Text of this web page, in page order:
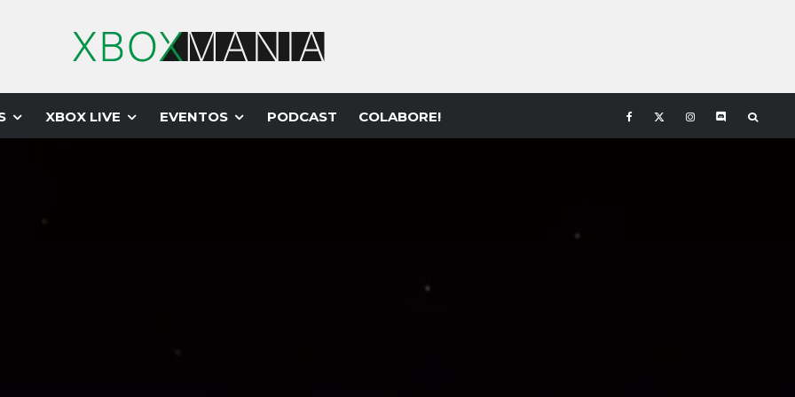
XBOX LIVE EVENTOS PODCAST COLABORE!